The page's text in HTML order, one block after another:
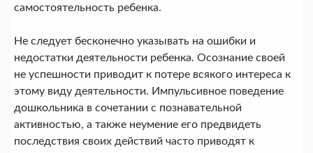
самостоятельность ребенка.
Не следует бесконечно указывать на ошибки и
недостатки деятельно­сти ребенка. Осознание своей
не ус­пешности приводит к потере всяко­го интереса к
этому виду деятельно­сти. Импульсивное поведение
дош­кольника в сочетании с познаватель­ной
активностью, а также неумение его предвидеть
последствия своих действий часто приводят к